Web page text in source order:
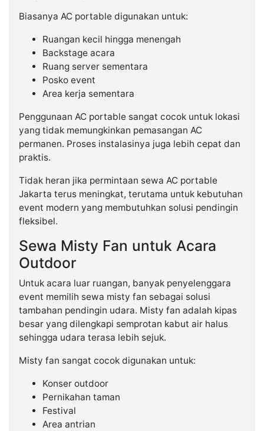
Biasanya AC portable digunakan untuk:
Ruangan kecil hingga menengah
Backstage acara
Ruang server sementara
Posko event
Area kerja sementara
Penggunaan AC portable sangat cocok untuk lokasi
yang tidak memungkinkan pemasangan AC
permanen. Proses instalasinya juga lebih cepat dan
praktis.
Tidak heran jika permintaan sewa AC portable
Jakarta terus meningkat, terutama untuk kebutuhan
event modern yang membutuhkan solusi pendingin
fleksibel.
Sewa Misty Fan untuk Acara
Outdoor
Untuk acara luar ruangan, banyak penyelenggara
event memilih sewa misty fan sebagai solusi
tambahan pendingin udara. Misty fan adalah kipas
besar yang dilengkapi semprotan kabut air halus
sehingga udara terasa lebih sejuk.
Misty fan sangat cocok digunakan untuk:
Konser outdoor
Pernikahan taman
Festival
Area antrian